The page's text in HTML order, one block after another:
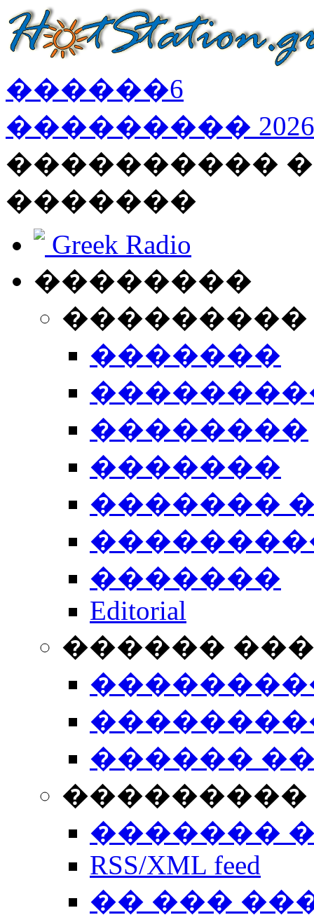
������6
��������� 2026
����������
�������
Greek Radio
��������
�������
��������
�������
�������
�������
Editorial
������
������
���������
�������
RSS/XML feed
�� ���